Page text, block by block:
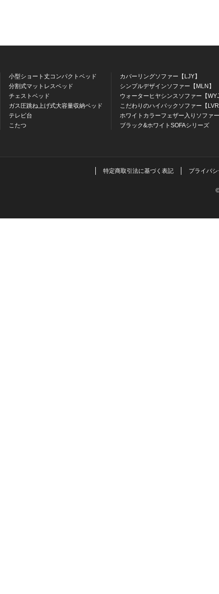
小型ショート丈コンパクトベッド
分割式マットレスベッド
チェストベッド
ガス圧跳ね上げ式大容量収納ベッド
テレビ台
こたつ
カバーリングソファー【LJY】
シンプルデザインソファー【MLN】
ウォーターヒヤシンスソファー【
こだわりのハイバックソファー【
ホワイトカラーフェザー入りソファ
ブラック&ホワイトSOFAシリーズ
特定商取引法に基づく表記 プライバ